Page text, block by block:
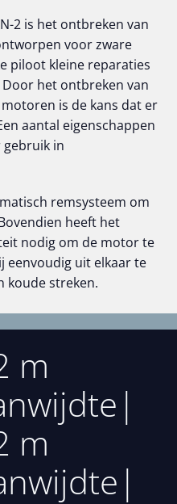
2 is het ontbreken van
voor zware
piloot kleine reparaties
het ontbreken van
is de kans dat er
aantal eigenschappen
gebruik in
remsysteem om
heeft het
nodig om de motor te
eenvoudig uit elkaar te
koude streken.
m
m